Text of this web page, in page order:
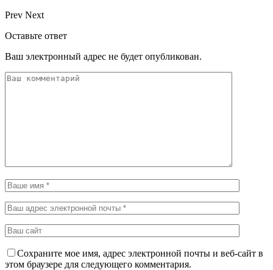
Prev Next
Оставьте ответ
Ваш электронный адрес не будет опубликован.
Сохраните мое имя, адрес электронной почты и веб-сайт в
этом браузере для следующего комментария.